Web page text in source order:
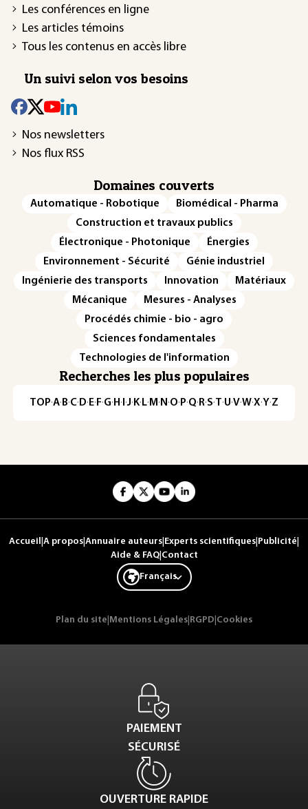
Les conférences en ligne
Les articles témoins
Tous les contenus en accès libre
Un suivi selon vos besoins
Nos newsletters
Nos flux RSS
Domaines couverts
Automatique - Robotique
Biomédical - Pharma
Construction et travaux publics
Électronique - Photonique
Énergies
Environnement - Sécurité
Génie industriel
Ingénierie des transports
Innovation
Matériaux
Mécanique
Mesures - Analyses
Procédés chimie - bio - agro
Sciences fondamentales
Technologies de l'information
Recherches les plus populaires
TOP·A·B·C· D· E· F·G· H · ·J· K· L· M · N ·O· P·Q· R·S·T·U·V·W·X·Y·Z
Accueil A propos Annuaire auteurs Experts scientifiques Publicité
Aide & FAQ| Contact
Français
Plan du site Mentions Légales RGPD Cookies
PAIEMENT
SÉCURISÉ
OUVERTURE RAPIDE